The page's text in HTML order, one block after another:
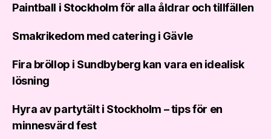
Paintball i Stockholm för alla åldrar och tillfällen
Smakrikedom med catering i Gävle
Fira bröllop i Sundbyberg kan vara en idealisk
lösning
Hyra av partytält i Stockholm – tips för en
minnesvärd fest